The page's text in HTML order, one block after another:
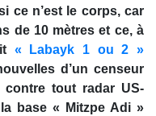
ce n’est le corps, car
de 10 mètres et ce, à
« Labayk 1 ou 2 »
d’un censeur
tout radar US-
base « Mitzpe Adi »